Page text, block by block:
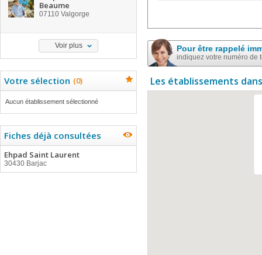
Beaume
07110 Valgorge
Voir plus
Votre sélection (0)
Aucun établissement sélectionné
Fiches déjà consultées
Ehpad Saint Laurent
30430 Barjac
Pour être rappelé
indiquez votre numéro de
Les établissements